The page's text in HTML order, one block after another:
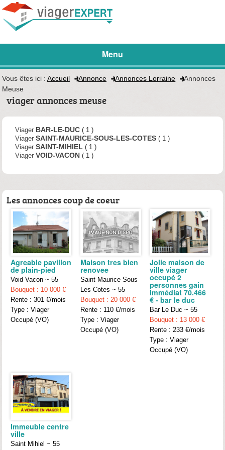
Menu
Vous êtes ici : Accueil Annonce Annonces Lorraine
Annonces
Meuse
viager annonces meuse
Viager BAR-LE-DUC( 1 )
Viager SAINT-MAURICE-SOUS-LES-COTES( 1 )
Viager SAINT-MIHIEL( 1 )
Viager VOID-VACON ( 1 )
Les annonces coup de coeur
Agreable pavillon
de plain-pied
Void Vacon ~ 55
Bouquet : 10 000 €
Rente : 301 €/mois
Type : Viager
Occupé (VO)
Maison tres bien
renovee
Saint Maurice Sous
Les Cotes ~ 55
Bouquet : 20 000 €
Rente : 110 €/mois
Type : Viager
Occupé (VO)
Jolie maison de
ville viager
occupé 2
personnes gain
immédiat 70.466
€ - bar le duc
Bar Le Duc ~ 55
Bouquet : 13 000 €
Rente : 233 €/mois
Type : Viager
Occupé (VO)
Immeuble centre
ville
Saint Mihiel ~ 55